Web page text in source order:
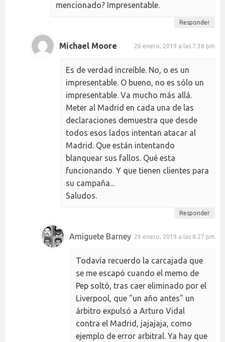
mencionado? Impresentable.
Responder
Michael Moore 26 enero, 2019 a las 7:38 pm
Es de verdad increíble. No, o es un
impresentable. O bueno, no es sólo un
impresentable. Va mucho más allá.
Meter al Madrid en cada una de las
declaraciones demuestra que desde
todos esos lados intentan atacar al
Madrid. Que están intentando
blanquear sus fallos. Qué esta
funcionando. Y que tienen clientes para
su campaña...
Saludos.
Responder
Amiguete Barney 26 enero, 2019 a las 8:27 pm
Todavía recuerdo la carcajada que
se me escapó cuando el memo de
Pep soltó, tras caer eliminado por el
Liverpool, que "un año antes" un
árbitro expulsó a Arturo Vidal
contra el Madrid, jajajaja, como
ejemplo de error arbitral. Ya hay que